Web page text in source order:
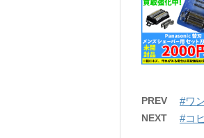
PREV #ワ
NEXT #コ